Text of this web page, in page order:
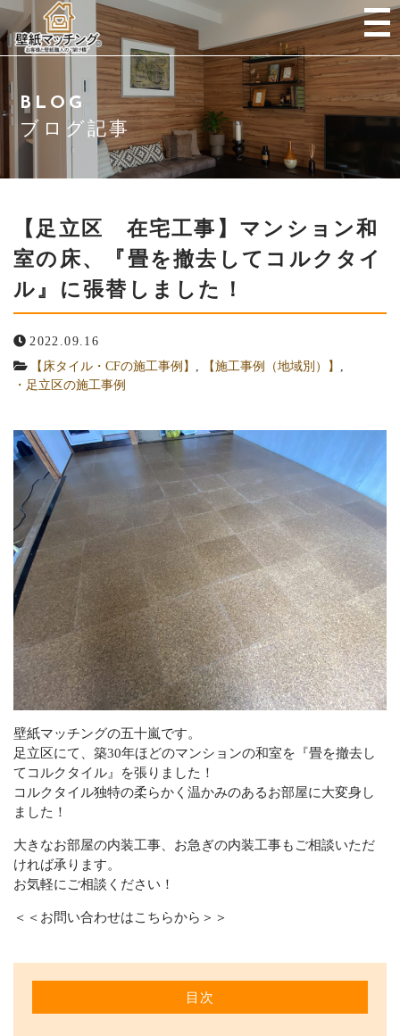
ご挨拶
サービスの流れ
会社概要
よくある質問
ブログ・施工事例
お問い合わせ
CONTACT
【オススメ施工】
6帖壁張替：44,000円（税込）！
まずはお問い合わせください
メール・LINEでの受付
お問い合わせフォーム
24時間受付中
お電話での受付
090-7014-7046
土日祝でもご相談お待ちしております！
※営業・勧誘電話などはご遠慮ください
BLOG
ブログ記事
【足立区 在宅工事】マンション和
室の床、『畳を撤去してコルクタイ
ル』に張替しました！
2022.09.16
【床タイル・CFの施工事例】 , 【施工事例（地域別）】 ,
・足立区の施工事例
壁紙マッチングの五十嵐です。
足立区にて、築30年ほどのマンションの和室を『畳を撤去し
てコルクタイル』を張りました！
コルクタイル独特の柔らかく温かみのあるお部屋に大変身し
ました！
大きなお部屋の内装工事、お急ぎの内装工事もご相談いただ
ければ承ります。
お気軽にご相談ください！
＜＜ お問い合わせはこちらから ＞＞
目次